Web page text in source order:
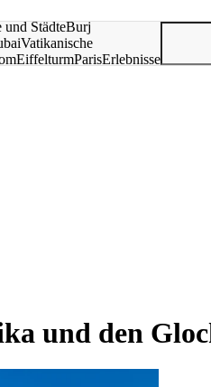
und StädteBurj
Vatikanische
EiffelturmParisErlebnisse
und den